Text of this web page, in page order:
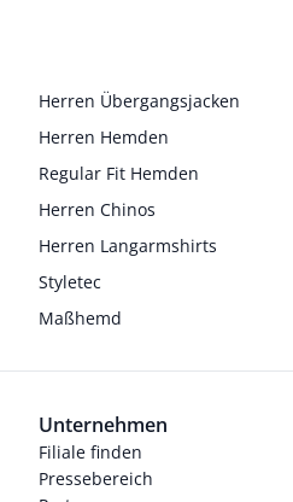
Herren Übergangsjacken
Herren Hemden
Regular Fit Hemden
Herren Chinos
Herren Langarmshirts
Styletec
Maßhemd
Unternehmen
Filiale finden
Pressebereich